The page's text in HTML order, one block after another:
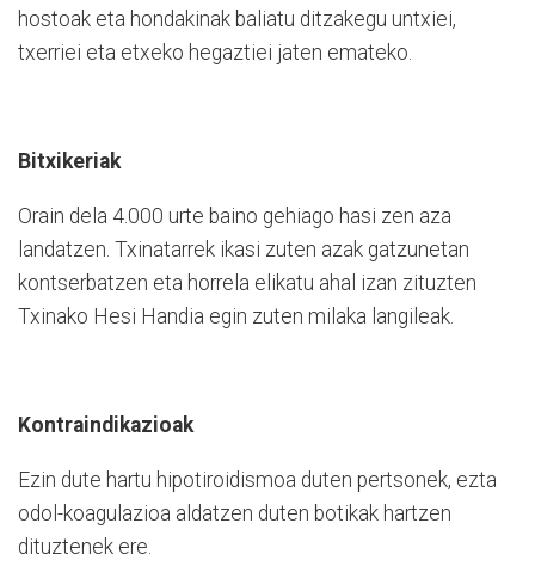
hostoak eta hondakinak baliatu di­tzakegu untxiei,
txerriei eta etxeko he­gaztiei jaten emateko.
Bitxikeriak
Orain dela 4.000 urte baino gehiago hasi zen aza
landatzen. Txinatarrek ikasi zuten azak gatzunetan
kontserbatzen eta horrela elikatu ahal izan zituzten
Txinako Hesi Handia egin zuten milaka langileak.
Kontraindikazioak
Ezin dute hartu hipotiroidismoa du­ten pertsonek, ezta
odol-koagulazioa al­datzen duten botikak hartzen
dituztenek ere.